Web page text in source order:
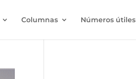
Columnas Números útiles